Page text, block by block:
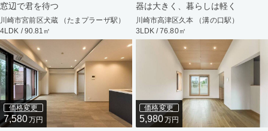
窓辺で君を待つ
川崎市宮前区犬蔵 （たまプラーザ駅）
4LDK / 90.81㎡
器は大きく、暮らしは軽く
川崎市高津区久本 （溝の口駅）
3LDK / 76.80㎡
価格変更
7,580万円
価格変更
5,980万円